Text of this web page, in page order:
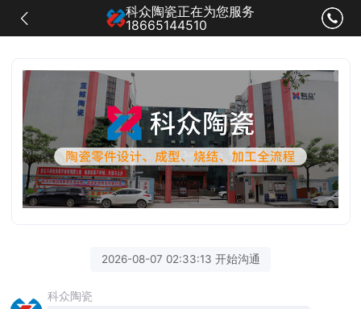
科众陶瓷正在为您服务
18665144510
2026-08-07 02:33:13 开始沟通
科众陶瓷